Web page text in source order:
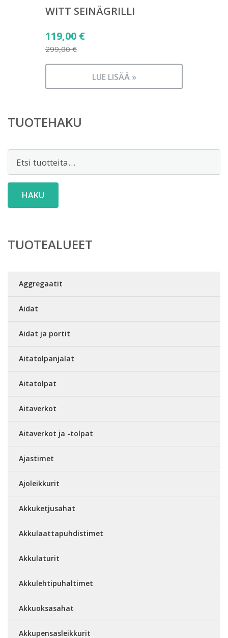
WITT SEINÄGRILLI
299,00€
Alkuperäinen
hinta
oli:
119,00 €
Nykyinen
on:
LUE LISÄÄ »
TUOTEHAKU
HAKU
TUOTEALUEET
Aggregaatit
Aidat
Aidat ja portit
Aitatolpanjalat
Aitatolpat
Aitaverkot
Aitaverkot ja -tolpat
Ajastimet
Ajoleikkurit
Akkuketjusahat
Akkulaattapuhdistimet
Akkulaturit
Akkulehtipuhaltimet
Akkuoksasahat
Akkupensasleikkurit